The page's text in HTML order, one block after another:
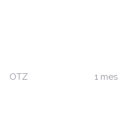
OTZ 1 mes